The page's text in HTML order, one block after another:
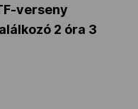
verseny
2 óra 3